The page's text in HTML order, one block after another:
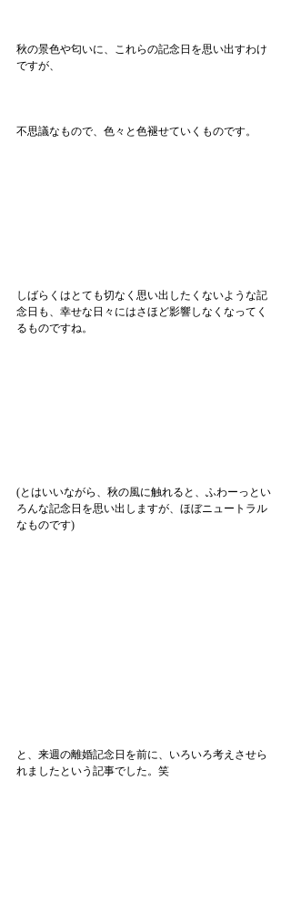
秋の景色や匂いに、これらの記念日を思い出すわけ
ですが、
不思議なもので、色々と色褪せていくものです。
しばらくはとても切なく思い出したくないような記
念日も、幸せな日々にはさほど影響しなくなってく
るものですね。
(とはいいながら、秋の風に触れると、ふわーっとい
ろんな記念日を思い出しますが、ほぼニュートラル
なものです)
と、来週の離婚記念日を前に、いろいろ考えさせら
れましたという記事でした。笑